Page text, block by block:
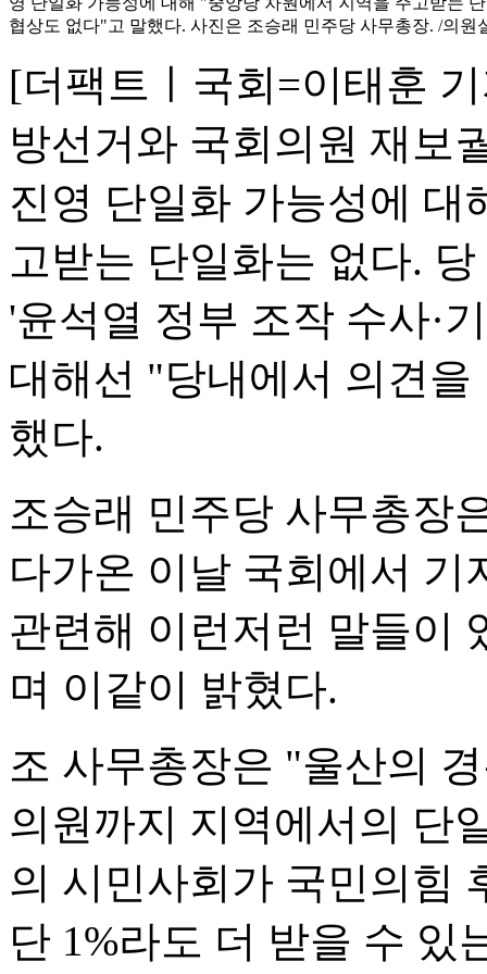
협상도 없다"고 말했다. 사진은 조승래 민주당 사무총장. /의원
[더팩트ㅣ국회=이태훈
방선거와 국회의원 재보
진영 단일화 가능성에
고받는 단일화는 없다.
'윤석열 정부 조작 수사·
대해선 "당내에서 의견
했다.
조승래 민주당 사무총장
다가온 이날 국회에서
관련해 이런저런 말들이
며 이같이 밝혔다.
조 사무총장은 "울산의
의원까지 지역에서의 단
의 시민사회가 국민의힘
단 1%라도 더 받을 수 있